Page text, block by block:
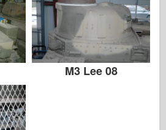
M3 Lee 08